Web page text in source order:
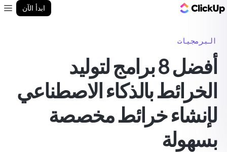
ابدأ الآن
البرمجيات
أفضل 8 برامج لتوليد
الخرائط بالذكاء الاصطناعي
لإنشاء خرائط مخصصة
بسهولة